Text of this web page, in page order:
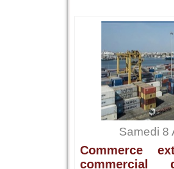
Samedi 8
Commerce
commercial